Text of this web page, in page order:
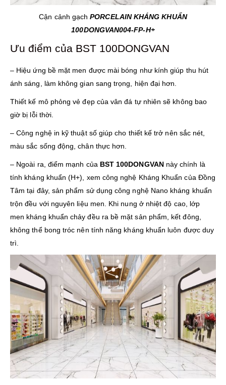
Cận cảnh gạchPORCELAIN KHÁNG KHUẨN
100DONGVAN004-FP-H+
Ưu điểm của BST 100DONGVAN
– Hiệu ứng bề mặt men được mài bóng như kính giúp thu hút
ánh sáng, làm không gian sang trọng, hiện đại hơn.
Thiết kế mô phỏng vẻ đẹp của vân đá tự nhiên sẽ không bao
giờ bị lỗi thời.
– Công nghệ in kỹ thuật số giúp cho thiết kế trở nên sắc nét,
màu sắc sống động, chân thực hơn.
– Ngoài ra, điểm mạnh của BST 100DONGVAN này chính là
tính kháng khuẩn (H+), xem công nghệ Kháng Khuẩn của Đồng
Tâm tại đây, sản phẩm sử dụng công nghệ Nano kháng khuẩn
trộn đều với nguyên liệu men. Khi nung ở nhiệt độ cao, lớp
men kháng khuẩn chảy đều ra bề mặt sản phẩm, kết đông,
không thể bong tróc nên tính năng kháng khuẩn luôn được duy
trì.